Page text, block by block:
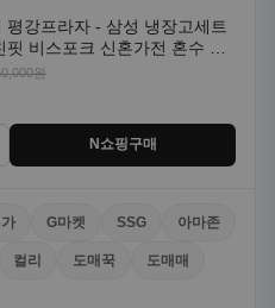
평강프라자 - 삼성 냉장고세트
비스포크 신혼가전 혼수 입
이트
원
N쇼핑구매
G마켓 SSG 아마존
컬리 도매꾹 도매매